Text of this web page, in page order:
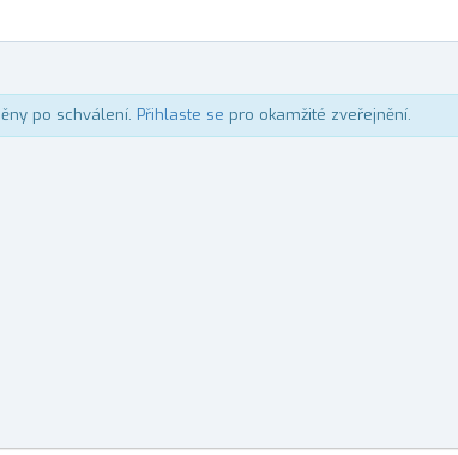
po schválení. Přihlaste se pro okamžité zveřejnění.